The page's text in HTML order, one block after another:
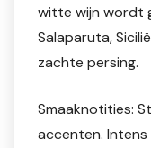
witte wijn wordt
Salaparuta,
zachte persing.
Smaaknotities:
accenten.